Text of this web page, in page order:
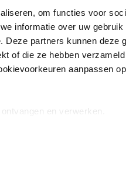
om functies voor
informatie over uw
partners kunnen deze
of die ze hebben
aanpassen op
en verwerken.
Instagram
088 - 133 84